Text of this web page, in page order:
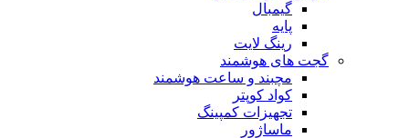
گیمبال
پایه
رینگ لایت
گجت های هوشمند
مچبند و ساعت هوشمند
کواد کوپتر
تجهیزات کمپینگ
ماساژور